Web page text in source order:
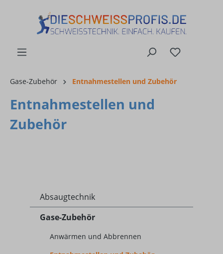
Gase-Zubehör Entnahmestellen und Zubehör
Entnahmestellen und
Zubehör
Absaugtechnik
Gase-Zubehör
Anwärmen und Abbrennen